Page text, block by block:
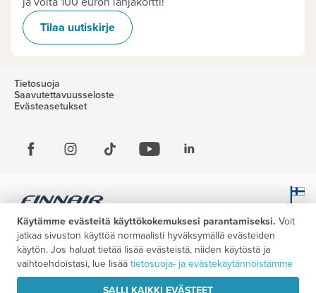
Tilaa uutiskirje
Tietosuoja
Saavutettavuusseloste
Evästeasetukset
Käytämme evästeitä käyttökokemuksesi parantamiseksi. Voit
jatkaa sivuston käyttöä normaalisti hyväksymällä evästeiden
käytön. Jos haluat tietää lisää evästeistä, niiden käytöstä ja
vaihtoehdoistasi, lue lisää tietosuoja- ja evästekäytännöistämme
SALLI KAIKKI EVÄSTEET